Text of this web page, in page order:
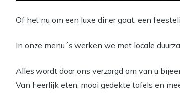
Of het nu om een luxe diner gaat, een
In onze menu´s werken we met locale
Alles wordt door ons verzorgd om van u
Van heerlijk eten, mooi gedekte tafels en